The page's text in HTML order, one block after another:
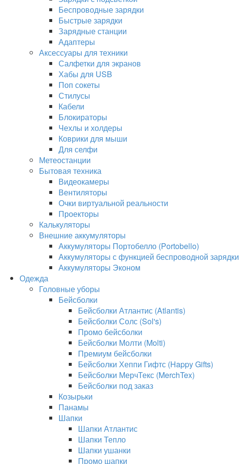
Беспроводные зарядки
Быстрые зарядки
Зарядные станции
Адаптеры
Аксессуары для техники
Салфетки для экранов
Хабы для USB
Поп сокеты
Стилусы
Кабели
Блокираторы
Чехлы и холдеры
Коврики для мыши
Для селфи
Метеостанции
Бытовая техника
Видеокамеры
Вентиляторы
Очки виртуальной реальности
Проекторы
Калькуляторы
Внешние аккумуляторы
Аккумуляторы Портобелло (Portobello)
Аккумуляторы с функцией беспроводной зарядки
Аккумуляторы Эконом
Одежда
Головные уборы
Бейсболки
Бейсболки Атлантис (Atlantis)
Бейсболки Солс (Sol's)
Промо бейсболки
Бейсболки Молти (Molti)
Премиум бейсболки
Бейсболки Хеппи Гифтс (Happy Gifts)
Бейсболки МерчТекс (MerchTex)
Бейсболки под заказ
Козырьки
Панамы
Шапки
Шапки Атлантис
Шапки Тепло
Шапки ушанки
Промо шапки